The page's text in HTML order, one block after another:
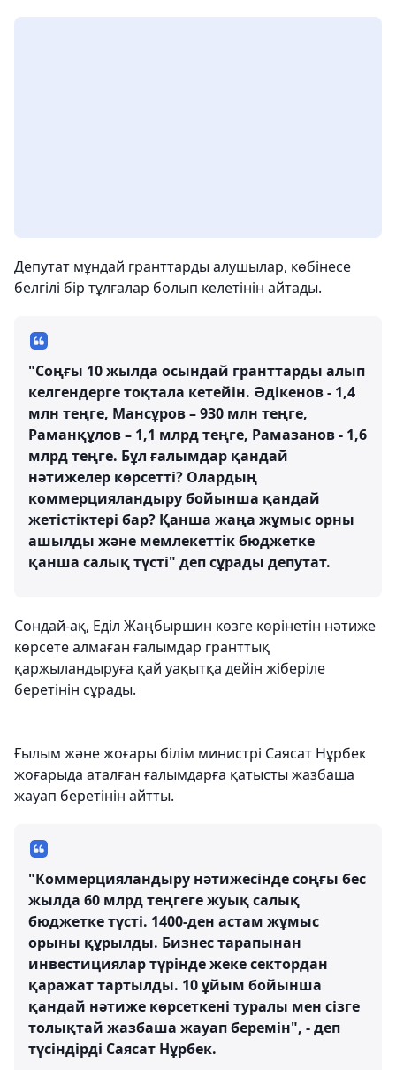
Депутат мұндай гранттарды алушылар, көбінесе
белгілі бір тұлғалар болып келетінін айтады.
"Соңғы 10 жылда осындай гранттарды алып
келгендерге тоқтала кетейін. Әдікенов - 1,4
млн теңге, Мансұров – 930 млн теңге,
Раманқұлов – 1,1 млрд теңге, Рамазанов - 1,6
млрд теңге. Бұл ғалымдар қандай
нәтижелер көрсетті? Олардың
коммерцияландыру бойынша қандай
жетістіктері бар? Қанша жаңа жұмыс орны
ашылды және мемлекеттік бюджетке
қанша салық түсті" деп сұрады депутат.
Сондай-ақ, Еділ Жаңбыршин көзге көрінетін нәтиже
көрсете алмаған ғалымдар гранттық
қаржыландыруға қай уақытқа дейін жіберіле
беретінін сұрады.
Ғылым және жоғары білім министрі Саясат Нұрбек
жоғарыда аталған ғалымдарға қатысты жазбаша
жауап беретінін айтты.
"Коммерцияландыру нәтижесінде соңғы бес
жылда 60 млрд теңгеге жуық салық
бюджетке түсті. 1400-ден астам жұмыс
орыны құрылды. Бизнес тарапынан
инвестициялар түрінде жеке сектордан
қаражат тартылды. 10 ұйым бойынша
қандай нәтиже көрсеткені туралы мен сізге
толықтай жазбаша жауап беремін", - деп
түсіндірді Саясат Нұрбек.